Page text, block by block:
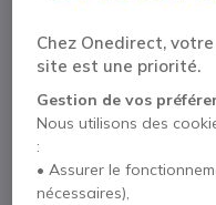
Épuisé
100+ produits en stock
Livraison :
5-7 jours
Ecrans
29,95 €
Chez Onedirect,
site est une priorité.
Gestion de vos
Nous utilisons des
:
• Assurer le
nécessaires),